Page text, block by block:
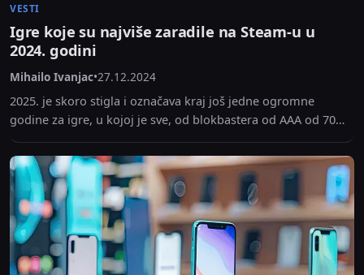
VESTI
Igre koje su najviše zaradile na Steam-u u
2024. godini
Mihailo Ivanjac•27.12.2024
2025. je skoro stigla i označava kraj još jedne ogromne
godine za igre, u kojoj je sve, od blokbastera od AAA od 70
dolara...